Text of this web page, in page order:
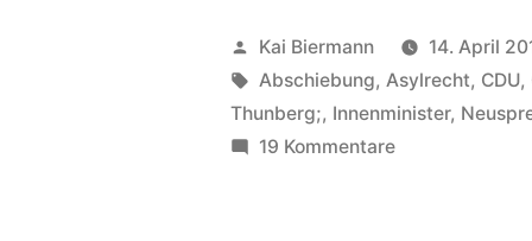
16
kichert
ein
Veröffentlicht
von
Kai Biermann 14. April
Schlagwörter:
Abschiebung, Asylrecht, CDU,
Thunberg;, Innenminister,
19 Kommentarezu